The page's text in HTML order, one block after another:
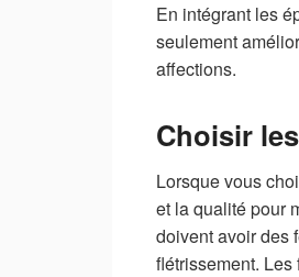
En intégrant les
seulement
affections.
Choisir
Lorsque vous
et la qualité pour
doivent avoir des
flétrissement.